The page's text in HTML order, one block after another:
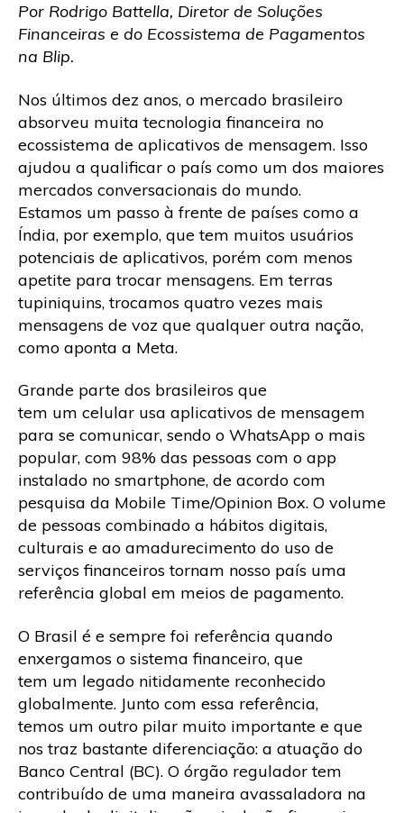
Por Rodrigo Battella, Diretor de Soluções
Financeiras e do Ecossistema de Pagamentos
na Blip.
Nos últimos dez anos, o mercado brasileiro
absorveu muita tecnologia financeira no
ecossistema de aplicativos de mensagem. Isso
ajudou a qualificar o país como um dos maiores
mercados conversacionais do mundo.
Estamos um passo à frente de países como a
Índia, por exemplo, que tem muitos usuários
potenciais de aplicativos, porém com menos
apetite para trocar mensagens. Em terras
tupiniquins, trocamos quatro vezes mais
mensagens de voz que qualquer outra nação,
como aponta a Meta.
Grande parte dos brasileiros que
tem um celular usa aplicativos de mensagem
para se comunicar, sendo o WhatsApp o mais
popular, com 98% das pessoas com o app
instalado no smartphone, de acordo com
pesquisa da Mobile Time/Opinion Box. O volume
de pessoas combinado a hábitos digitais,
culturais e ao amadurecimento do uso de
serviços financeiros tornam nosso país uma
referência global em meios de pagamento.
O Brasil é e sempre foi referência quando
enxergamos o sistema financeiro, que
tem um legado nitidamente reconhecido
globalmente. Junto com essa referência,
temos um outro pilar muito importante e que
nos traz bastante diferenciação: a atuação do
Banco Central (BC). O órgão regulador tem
contribuído de uma maneira avassaladora na